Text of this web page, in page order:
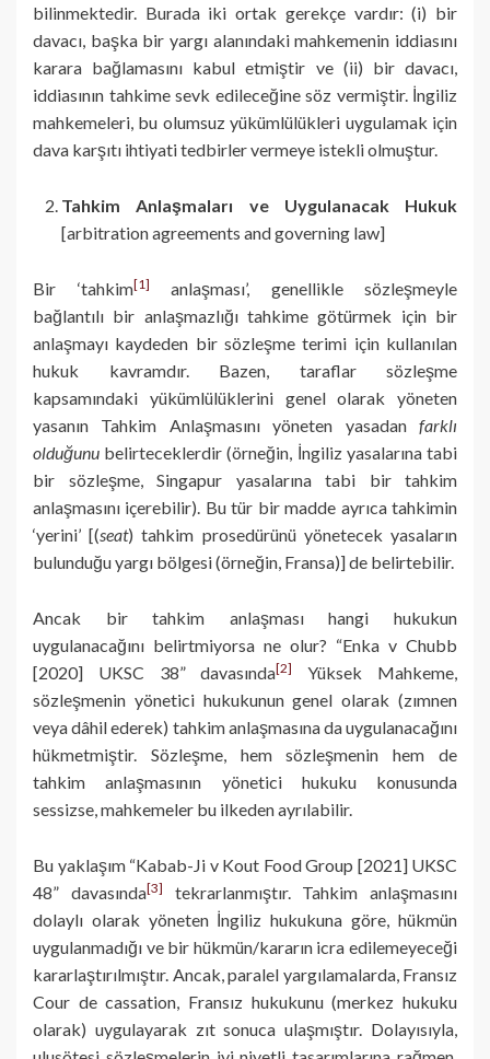
bilinmektedir. Burada iki ortak gerekçe vardır: (i) bir
davacı, başka bir yargı alanındaki mahkemenin iddiasını
karara bağlamasını kabul etmiştir ve (ii) bir davacı,
iddiasının tahkime sevk edileceğine söz vermiştir. İngiliz
mahkemeleri, bu olumsuz yükümlülükleri uygulamak için
dava karşıtı ihtiyati tedbirler vermeye istekli olmuştur.
Tahkim Anlaşmaları ve Uygulanacak Hukuk
[arbitration agreements and governing law]
Bir ‘tahkim[1]
anlaşması’, genellikle sözleşmeyle
bağlantılı bir anlaşmazlığı tahkime götürmek için bir
anlaşmayı kaydeden bir sözleşme terimi için kullanılan
hukuk kavramdır. Bazen, taraflar sözleşme
kapsamındaki yükümlülüklerini genel olarak yöneten
yasanın Tahkim Anlaşmasını yöneten yasadan farklı
olduğunu belirteceklerdir (örneğin, İngiliz yasalarına tabi
bir sözleşme, Singapur yasalarına tabi bir tahkim
anlaşmasını içerebilir). Bu tür bir madde ayrıca tahkimin
‘yerini’ [(seat) tahkim prosedürünü yönetecek yasaların
bulunduğu yargı bölgesi (örneğin, Fransa)] de belirtebilir.
Ancak bir tahkim anlaşması hangi hukukun
uygulanacağını belirtmiyorsa ne olur? “Enka v Chubb
[2020] UKSC 38” davasında[2]
Yüksek Mahkeme,
sözleşmenin yönetici hukukunun genel olarak (zımnen
veya dâhil ederek) tahkim anlaşmasına da uygulanacağını
hükmetmiştir. Sözleşme, hem sözleşmenin hem de
tahkim anlaşmasının yönetici hukuku konusunda
sessizse, mahkemeler bu ilkeden ayrılabilir.
Bu yaklaşım “Kabab-Ji v Kout Food Group [2021] UKSC
48” davasında[3]
tekrarlanmıştır. Tahkim anlaşmasını
dolaylı olarak yöneten İngiliz hukukuna göre, hükmün
uygulanmadığı ve bir hükmün/kararın icra edilemeyeceği
kararlaştırılmıştır. Ancak, paralel yargılamalarda, Fransız
Cour de cassation, Fransız hukukunu (merkez hukuku
olarak) uygulayarak zıt sonuca ulaşmıştır. Dolayısıyla,